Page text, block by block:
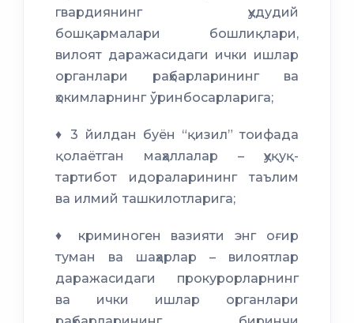
гвардиянинг ҳудудий
бошқармалари бошлиқлари,
вилоят даражасидаги ички ишлар
органлари раҳбарларининг ва
ҳокимларнинг ўринбосарларига;
♦ 3 йилдан буён “қизил” тоифада
қолаётган маҳаллалар – ҳуқуқ-
тартибот идораларининг таълим
ва илмий ташкилотларига;
♦ криминоген вазияти энг оғир
туман ва шаҳарлар – вилоятлар
даражасидаги прокурорларнинг
ва ички ишлар органлари